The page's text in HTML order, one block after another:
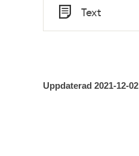
Tid
Typ
Text
Uppdaterad 2021-12-02